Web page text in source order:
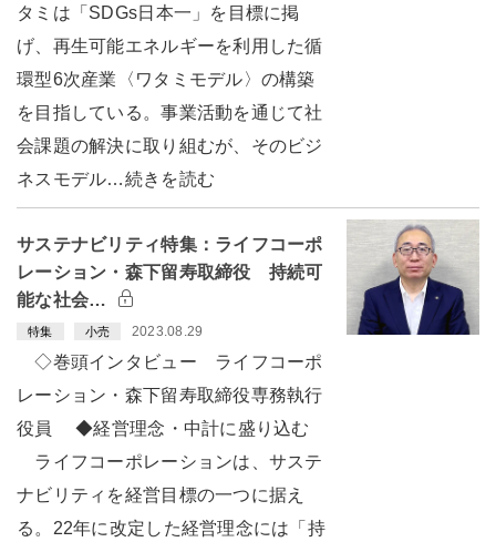
タミは「SDGs日本一」を目標に掲
げ、再生可能エネルギーを利用した循
環型6次産業〈ワタミモデル〉の構築
を目指している。事業活動を通じて社
会課題の解決に取り組むが、そのビジ
ネスモデル…続きを読む
サステナビリティ特集：ライフコーポ
レーション・森下留寿取締役 持続可
能な社会…
特集 小売 2023.08.29
◇巻頭インタビュー ライフコーポ
レーション・森下留寿取締役専務執行
役員 ◆経営理念・中計に盛り込む
ライフコーポレーションは、サステ
ナビリティを経営目標の一つに据え
る。22年に改定した経営理念には「持